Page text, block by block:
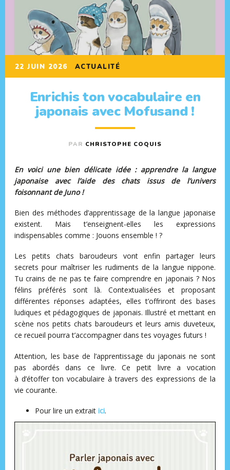
22 JUIN 2026 ACTUALITÉ
Enrichis ton vocabulaire en
japonais avec Mofusand !
PAR CHRISTOPHE COQUIS
En voici une bien délicate idée : apprendre la langue
japonaise avec l’aide des chats issus de l’univers
foisonnant de Juno !
Bien des méthodes d’apprentissage de la langue japonaise
existent. Mais t’enseignent-elles les expressions
indispensables comme : Jouons ensemble ! ?
Les petits chats baroudeurs vont enfin partager leurs
secrets pour maîtriser les rudiments de la langue nippone.
Tu crains de ne pas te faire comprendre en japonais ? Nos
félins préférés sont là. Contextualisées et proposant
différentes réponses adaptées, elles t’offriront des bases
ludiques et pédagogiques de japonais. Illustré et mettant en
scène nos petits chats baroudeurs et leurs amis duveteux,
ce recueil pourra t’accompagner dans tes voyages futurs !
Attention, les base de l’apprentissage du japonais ne sont
pas abordés dans ce livre. Ce petit livre a vocation
à d’étoffer ton vocabulaire à travers des expressions de la
vie courante.
Pour lire un extraitici.